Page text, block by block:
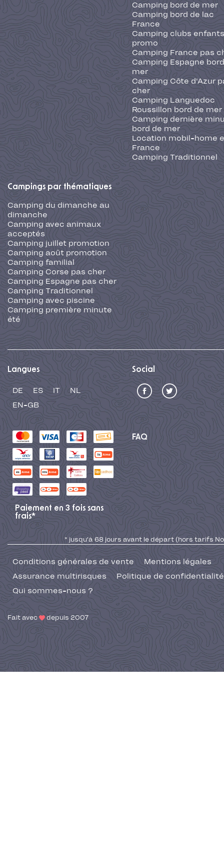
Camping bord de mer
Camping bord de lac
France
Camping clubs
promo
Camping France pas
Camping Espagne
mer
Camping Côte d'Azur
cher
Camping Languedoc
Roussillon bord de mer
Camping dernière
bord de mer
Location mobil-home
France
Camping Traditionnel
Campings par thématiques
Camping du dimanche au
dimanche
Camping avec animaux
acceptés
Camping juillet promotion
Camping août promotion
Camping familial
Camping Corse pas cher
Camping Espagne pas cher
Camping Traditionnel
Camping avec piscine
Camping première minute
été
Langues
DE ES IT
NL
EN-GB
Social
FAQ
Paiement en 3 fois sans
frais*
* jusqu'à 68 jours avant le départ (hors tarifs No
Conditions générales de vente
Mentions légales
Assurance multirisques
Politique de confidentialité
Qui sommes-nous ?
Fait avec depuis 2007